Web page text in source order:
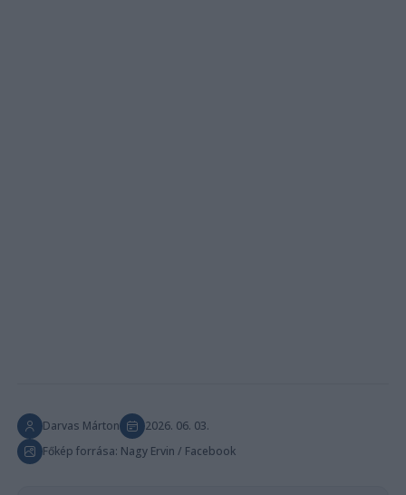
Darvas Márton
2026. 06. 03.
Főkép forrása: Nagy Ervin / Facebook